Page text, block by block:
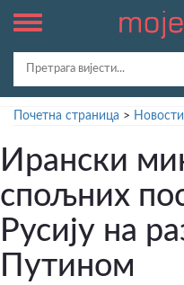
Почетна страница > Новости
Ирански
спољних
Русију на
Путином